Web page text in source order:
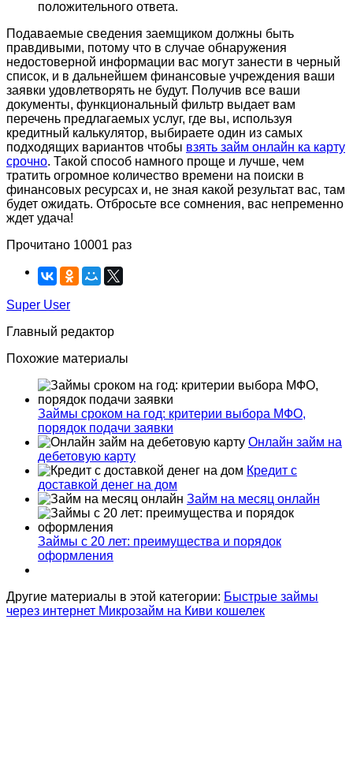
положительного ответа.
Подаваемые сведения заемщиком должны быть
правдивыми, потому что в случае обнаружения
недостоверной информации вас могут занести в черный
список, и в дальнейшем финансовые учреждения ваши
заявки удовлетворять не будут. Получив все ваши
документы, функциональный фильтр выдает вам
перечень предлагаемых услуг, где вы, используя
кредитный калькулятор, выбираете один из самых
подходящих вариантов чтобы взять займ онлайн ка карту
срочно. Такой способ намного проще и лучше, чем
тратить огромное количество времени на поиски в
финансовых ресурсах и, не зная какой результат вас, там
будет ожидать. Отбросьте все сомнения, вас непременно
ждет удача!
Прочитано 10001 раз
Super User
Главный редактор
Похожие материалы
Займы сроком на год: критерии выбора МФО,
порядок подачи заявки
Онлайн займ на
дебетовую карту
Кредит с
доставкой денег на дом
Займ на месяц онлайн
Займы с 20 лет: преимущества и порядок
оформления
Другие материалы в этой категории: Быстрые займы
через интернет Микрозайм на Киви кошелек